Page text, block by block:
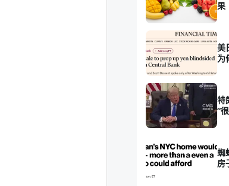
果
美
为
特
“
蜘
房